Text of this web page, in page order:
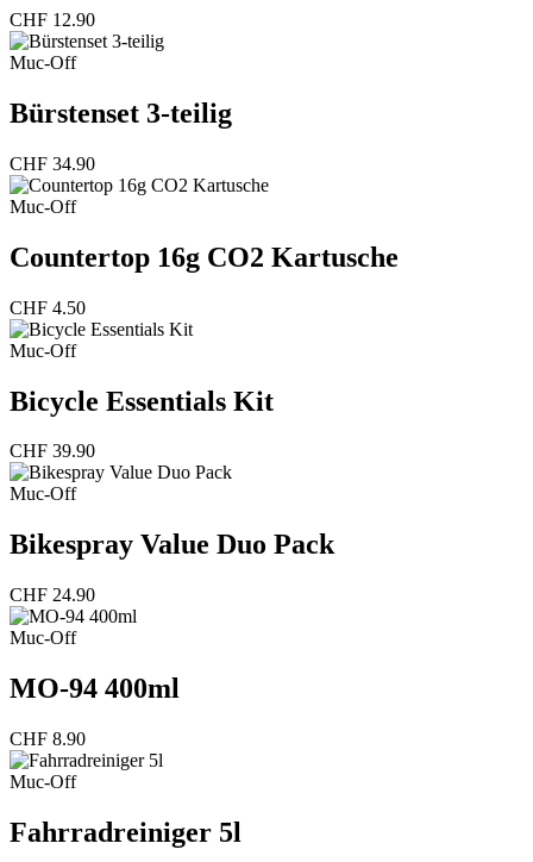
CHF 12.90
Muc-Off
Bürstenset 3-teilig
CHF 34.90
Muc-Off
Countertop 16g CO2 Kartusche
CHF 4.50
Muc-Off
Bicycle Essentials Kit
CHF 39.90
Muc-Off
Bikespray Value Duo Pack
CHF 24.90
Muc-Off
MO-94 400ml
CHF 8.90
Muc-Off
Fahrradreiniger 5l